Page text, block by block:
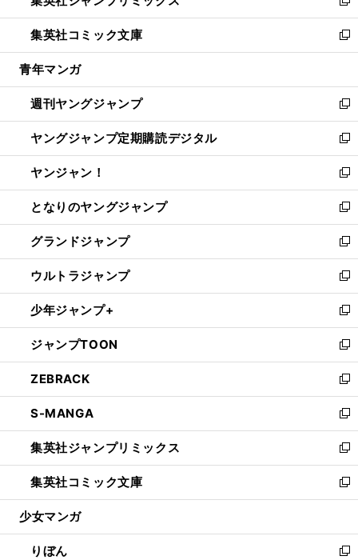
開
く
ウ
で
開
ン
ド
ウ
開
く
い
ウ
ィ
ン
ウ
で
開
く
新
し
い
ウ
ン
ド
ウ
で
開
く
集英社コミック文庫
新
し
ウ
ィ
ン
ド
ウ
で
開
く
青年マンガ
週刊ヤングジャンプ
新
し
い
ウ
ィ
ン
ド
ウ
で
開
く
ヤングジャンプ定期購読デジタル
新
し
い
ウ
ィ
ン
ド
ウ
で
開
く
ヤンジャン！
新
し
い
ウ
ィ
ン
ド
ウ
で
開
く
となりのヤングジャンプ
新
し
い
ウ
ィ
ン
ド
ウ
で
開
く
グランドジャンプ
新
し
い
ウ
ィ
ン
ド
ウ
で
開
く
ウルトラジャンプ
新
し
い
ウ
ィ
ン
ド
ウ
で
開
く
少年ジャンプ+
新
し
い
ウ
ィ
ン
ド
ウ
で
開
く
ジャンプTOON
新
し
い
ウ
ィ
ン
ド
ウ
で
開
ZEBRACK
新
し
い
ウ
ィ
ン
ド
ウ
開
く
S-MANGA
新
し
い
ウ
ィ
ン
ウ
で
集英社ジャンプリミックス
新
し
い
ウ
ン
ド
集英社コミック文庫
新
し
ウ
ィ
少女マンガ
りぼん 新